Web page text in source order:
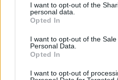
I want to opt-out of the
personal data.
Opted In
I want to opt-out of the
Personal Data.
Opted In
I want to opt-out of